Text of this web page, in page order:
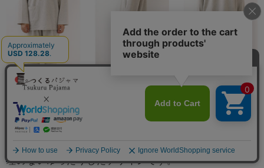
メニュー
1晩に平均20～30回の寝返りをするといわれています。
身体の一部に負担をかけない為にも、血行不良を防ぐ為
にも必要です。締め付け感がなく、体を動かしやすい無
理のないゆったりしたデザインです。